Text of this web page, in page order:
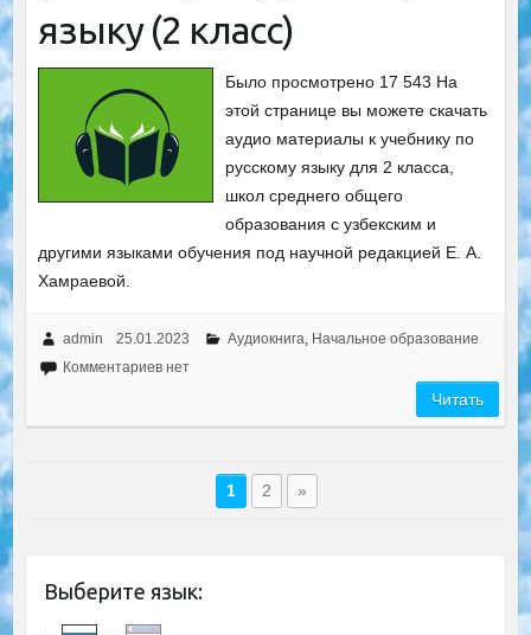
языку (2 класс)
Было просмотрено 17 543 На
этой странице вы можете скачать
аудио материалы к учебнику по
русскому языку для 2 класса,
школ среднего общего
образования с узбекским и
другими языками обучения под научной редакцией Е. А.
Хамраевой.
admin 25.01.2023 Аудиокнига, Начальное образование
Комментариев нет
Читать
1 2 »
Выберите язык: